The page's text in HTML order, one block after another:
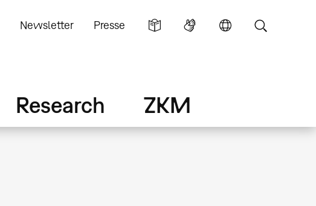
Newsletter Presse
Research ZKM